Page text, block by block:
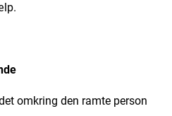
omkring den ramte person